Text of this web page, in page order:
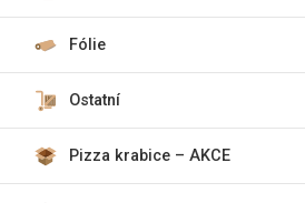
Fólie
Ostatní
Pizza krabice – AKCE